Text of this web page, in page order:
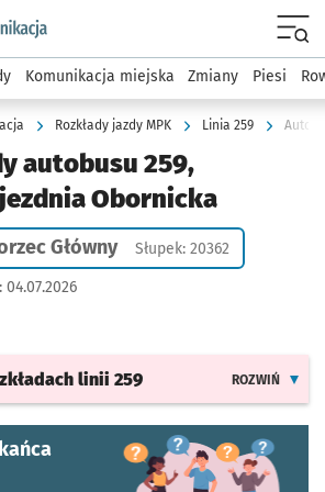
wroclaw.pl podserwis: Komunikacja
Komunikacja miejska Zmiany Piesi
Rozkłady jazdy MPK Linia 259
autobusu 259,
Obornicka
Główny Słupek: 20362
04.07.2026
linii 259 ROZWIŃ